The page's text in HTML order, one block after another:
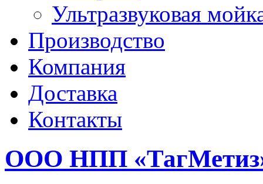
Ультразвуковая
Производство
Компания
Доставка
Контакты
ООО НПП